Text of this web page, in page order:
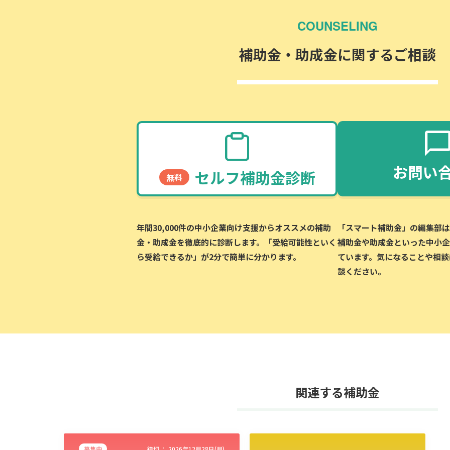
COUNSELING
補助金・助成金に関するご相談
無料 セルフ補助金診断
年間30,000件の中小企業向け支援からオススメの補助
金・助成金を徹底的に診断します。「受給可能性といく
ら受給できるか」が2分で簡単に分かります。
お問い
「スマート補助金」の編集部
補助金や助成金といった中小
ています。気になることや相
談ください。
関連する補助金